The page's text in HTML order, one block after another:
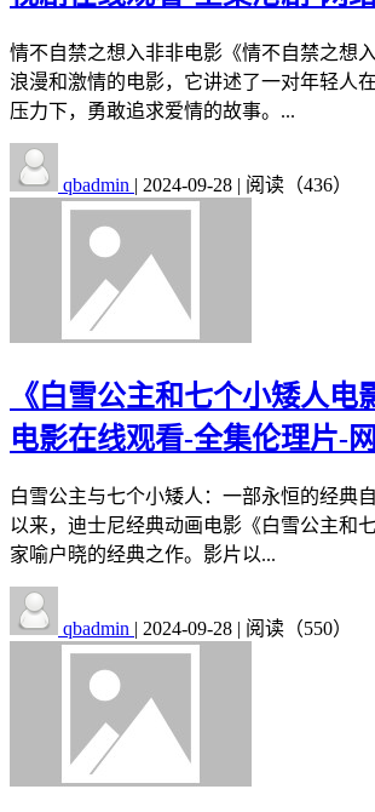
情不自禁之想入非非电影《情不自禁之想
浪漫和激情的电影，它讲述了一对年轻人
压力下，勇敢追求爱情的故事。...
qbadmin | 2024-09-28 | 阅读（436）
《白雪公主和七个小矮人电
电影在线观看-全集伦理片-
白雪公主与七个小矮人：一部永恒的经典
以来，迪士尼经典动画电影《白雪公主和
家喻户晓的经典之作。影片以...
qbadmin | 2024-09-28 | 阅读（550）